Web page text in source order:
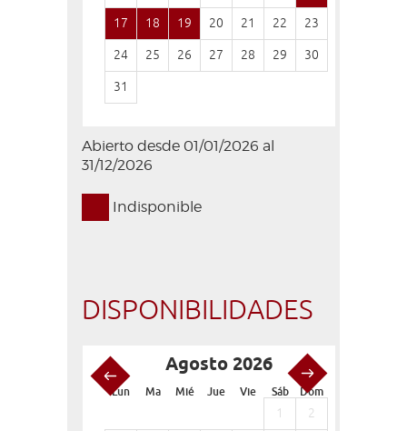
17 18 19 20 21 22 23
24 25 26 27 28 29 30
31
Abierto desde 01/01/2026 al
31/12/2026
Indisponible
DISPONIBILIDADES
Agosto 2026
Lun Ma Mié Jue Vie Sáb Dom
1 2